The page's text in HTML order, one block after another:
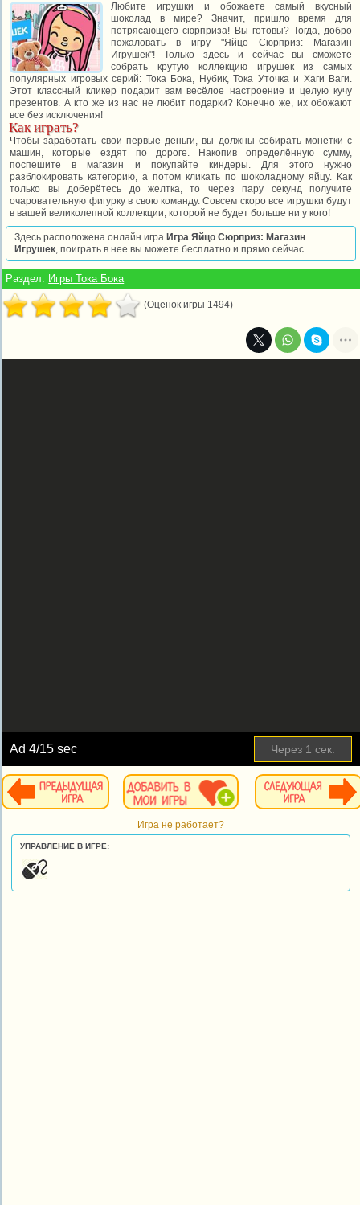
Любите игрушки и обожаете самый вкусный
шоколад в мире? Значит, пришло время для
потрясающего сюрприза! Вы готовы? Тогда, добро
пожаловать в игру "Яйцо Сюрприз: Магазин
Игрушек"! Только здесь и сейчас вы сможете
собрать крутую коллекцию игрушек из самых
популярных игровых серий: Тока Бока, Нубик, Тока Уточка и Хаги Ваги.
Этот классный кликер подарит вам весёлое настроение и целую кучу
презентов. А кто же из нас не любит подарки? Конечно же, их обожают
все без исключения!
Как играть?
Чтобы заработать свои первые деньги, вы должны собирать монетки с
машин, которые ездят по дороге. Накопив определённую сумму,
поспешите в магазин и покупайте киндеры. Для этого нужно
разблокировать категорию, а потом кликать по шоколадному яйцу. Как
только вы доберётесь до желтка, то через пару секунд получите
очаровательную фигурку в свою команду. Совсем скоро все игрушки будут
в вашей великолепной коллекции, которой не будет больше ни у кого!
Здесь расположена онлайн игра Игра Яйцо Сюрприз: Магазин
Игрушек, поиграть в нее вы можете бесплатно и прямо сейчас.
Раздел: Игры Тока Бока
(Оценок игры 1494)
Ad4/15 sec Через 1 сек.
Игра не работает?
УПРАВЛЕНИЕ В ИГРЕ: